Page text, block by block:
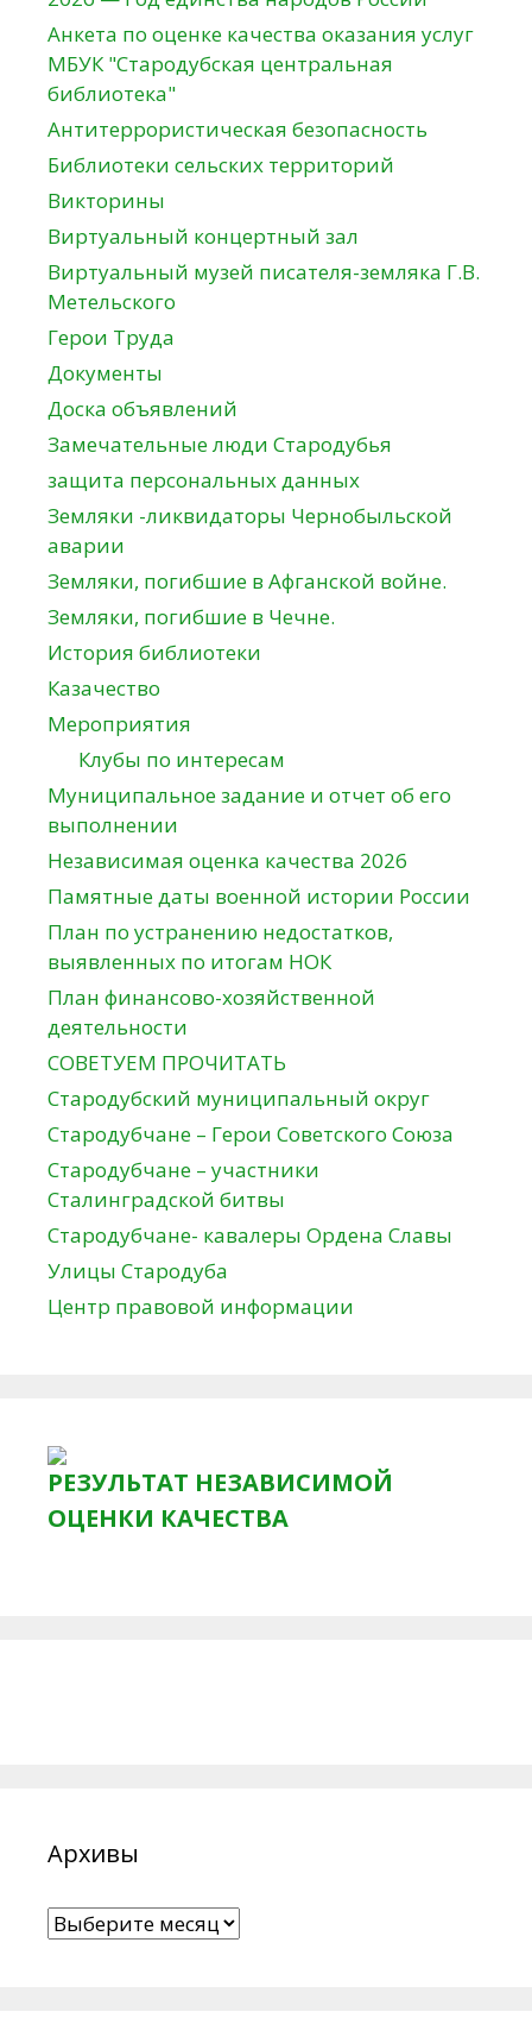
Анкета по оценке качества оказания услуг
МБУК "Стародубская центральная
библиотека"
Антитеррористическая безопасность
Библиотеки сельских территорий
Викторины
Виртуальный концертный зал
Виртуальный музей писателя-земляка Г.В.
Метельского
Герои Труда
Документы
Доска объявлений
Замечательные люди Стародубья
защита персональных данных
Земляки -ликвидаторы Чернобыльской
аварии
Земляки, погибшие в Афганской войне.
Земляки, погибшие в Чечне.
История библиотеки
Казачество
Мероприятия
Клубы по интересам
Муниципальное задание и отчет об его
выполнении
Независимая оценка качества 2026
Памятные даты военной истории России
План по устранению недостатков,
выявленных по итогам НОК
План финансово-хозяйственной
деятельности
СОВЕТУЕМ ПРОЧИТАТЬ
Стародубский муниципальный округ
Стародубчане – Герои Советского Союза
Стародубчане – участники
Сталинградской битвы
Стародубчане- кавалеры Ордена Славы
Улицы Стародуба
Центр правовой информации
РЕЗУЛЬТАТ НЕЗАВИСИМОЙ
ОЦЕНКИ КАЧЕСТВА
Архивы
Архивы